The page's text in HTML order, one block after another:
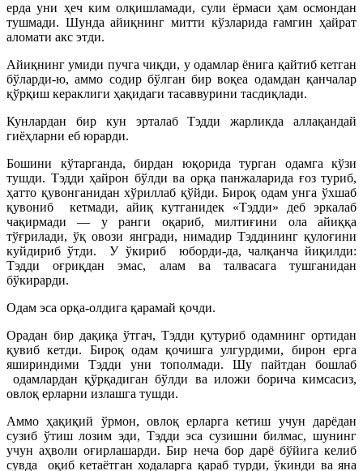
ерда уни ҳеч ким олқишламади, сули ёрмаси ҳам осмондан
тушмади. Шунда айиқнинг митти кўзларида ғамгин ҳайрат
аломати акс этди.
Айиқнинг умиди пучга чиқди, у одамлар ёнига қайтиб кетган
бўларди-ю, аммо содир бўлган бир воқеа одамдан қанчалар
қўрқиш кераклиги ҳақидаги тасаввурини тасдиқлади.
Кунлардан бир кун эрталаб Тэдди жарликда аллақандай
гиёҳларни еб юрарди.
Бошини кўтарганда, бирдан юқорида турган одамга кўзи
тушди. Тэдди ҳайрон бўлди ва орқа панжаларида ғоз туриб,
ҳатто қувонганидан хўриллаб қўйди. Бироқ одам унга ўхшаб
қувониб кетмади, айиқ кутганидек «Тэдди» деб эркалаб
чақирмади — у ранги оқариб, милтиғини ола айиққа
тўғрилади, ўқ овози янгради, нимадир Тэддининг қулоғини
куйдириб ўтди. У ўкириб юборди-да, чалқанча йиқилди:
Тэдди оғриқдан эмас, алам ва талвасага тушганидан
бўкирарди.
Одам эса орқа-олдига қарамай қочди.
Орадан бир дақиқа ўтгач, Тэдди қутуриб одамнинг ортидан
қувиб кетди. Бироқ одам қочишга улгурдими, бирон ерга
яшириндими Тэдди уни тополмади. Шу пайтдан бошлаб
одамлардан қўрқадиган бўлди ва иложи борича кимсасиз,
овлоқ ерларни излашга тушди.
Аммо ҳақиқий ўрмон, овлоқ ерларга кетиш учун дарёдан
сузиб ўтиш лозим эди, Тэдди эса сузишни билмас, шунинг
учун аҳволи оғирлашарди. Бир неча бор дарё бўйига келиб
сувда оқиб кетаётган ходаларга қараб турди, ўкинди ва яна